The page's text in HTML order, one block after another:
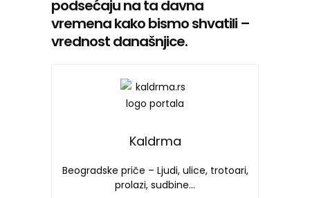
podsećaju na ta davna
vremena kako bismo shvatili –
vrednost današnjice.
Kaldrma
Beogradske priče – Ljudi, ulice, trotoari,
prolazi, sudbine…